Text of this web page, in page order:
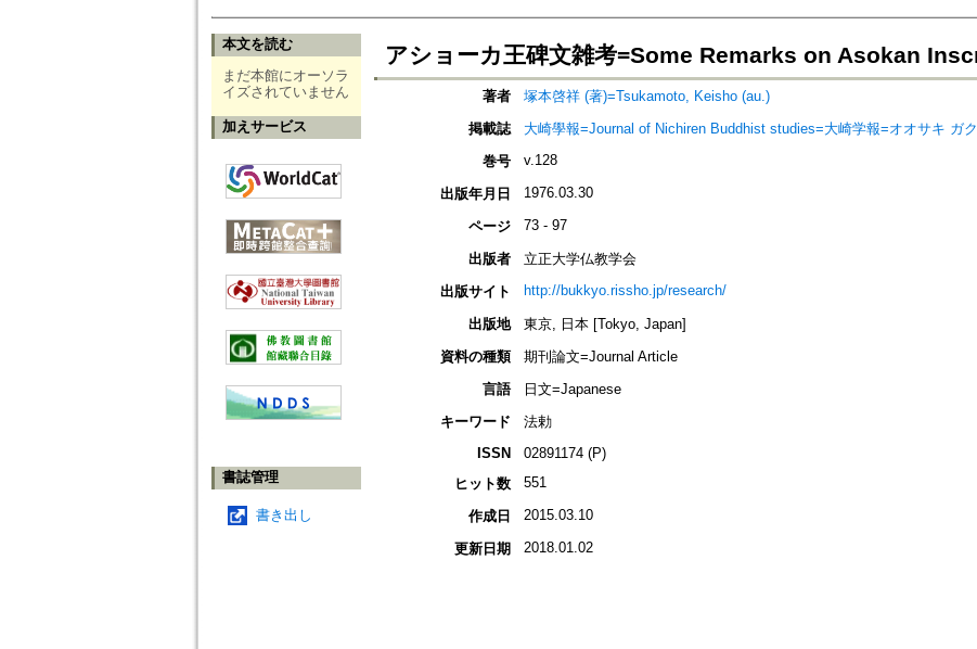
本文を読む
まだ本館にオーソラ
イズされていません
加えサービス
書誌管理
書き出し
アショーカ王碑文雑考=Some Remarks on Asokan
著者
塚本啓祥 (著)=Tsukamoto, Keisho (au.)
掲載誌
大崎學報=Journal of Nichiren Buddhist studies=大崎学報=オオサキ ガ
巻号
v.128
出版年月日 1976.03.30
ページ 73 - 97
出版者
立正大学仏教学会
出版サイト
http://bukkyo.rissho.jp/research/
出版地
東京, 日本 [Tokyo, Japan]
資料の種類
期刊論文=Journal Article
言語
日文=Japanese
キーワード
法勅
ISSN
02891174 (P)
ヒット数
551
作成日 2015.03.10
更新日期 2018.01.02